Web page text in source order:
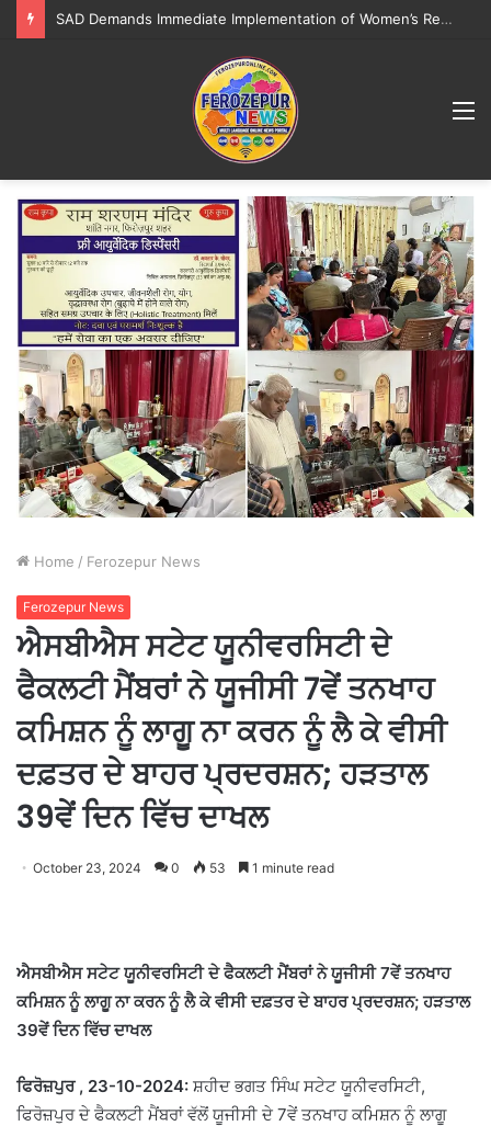
SAD Demands Immediate Implementation of Women’s Reservation Bill, Equitable Delimitation
Home / Ferozepur News
Ferozepur News
ਐਸਬੀਐਸ ਸਟੇਟ ਯੂਨੀਵਰਸਿਟੀ ਦੇ
ਫੈਕਲਟੀ ਮੈਂਬਰਾਂ ਨੇ ਯੂਜੀਸੀ 7ਵੇਂ ਤਨਖਾਹ
ਕਮਿਸ਼ਨ ਨੂੰ ਲਾਗੂ ਨਾ ਕਰਨ ਨੂੰ ਲੈ ਕੇ ਵੀਸੀ
ਦਫ਼ਤਰ ਦੇ ਬਾਹਰ ਪ੍ਰਦਰਸ਼ਨ; ਹੜਤਾਲ
39ਵੇਂ ਦਿਨ ਵਿੱਚ ਦਾਖਲ
October 23, 2024 0 53 1 minute read
ਐਸਬੀਐਸਸਟੇਟਯੂਨੀਵਰਸਿਟੀਦੇਫੈਕਲਟੀਮੈਂਬਰਾਂਨੇਯੂਜੀਸੀ 7ਵੇਂਤਨਖਾਹ
ਕਮਿਸ਼ਨਨੂੰਲਾਗੂਨਾਕਰਨਨੂੰਲੈਕੇਵੀਸੀਦਫ਼ਤਰਦੇਬਾਹਰਪ੍ਰਦਰਸ਼ਨ;ਹੜਤਾਲ
39ਵੇਂਦਿਨਵਿੱਚਦਾਖਲ
ਫਿਰੋਜ਼ਪੁਰ , 23-10-2024: ਸ਼ਹੀਦ ਭਗਤ ਸਿੰਘ ਸਟੇਟ ਯੂਨੀਵਰਸਿਟੀ,
ਫਿਰੋਜ਼ਪੁਰ ਦੇ ਫੈਕਲਟੀ ਮੈਂਬਰਾਂ ਵੱਲੋਂ ਯੂਜੀਸੀ ਦੇ 7ਵੇਂ ਤਨਖਾਹ ਕਮਿਸ਼ਨ ਨੂੰ ਲਾਗੂ